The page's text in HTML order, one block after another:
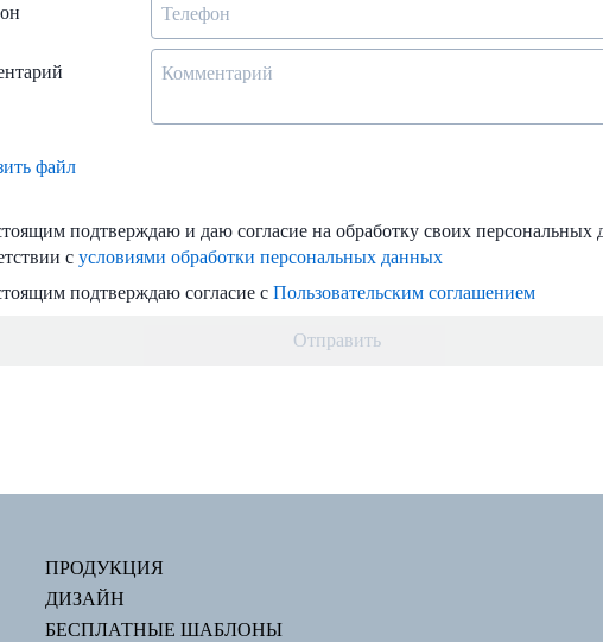
файл
подтверждаю и даю согласие на обработку своих персональных
с условиями обработки персональных данных
подтверждаю согласие с Пользовательским соглашением
Отправить
ПРОДУКЦИЯ
ДИЗАЙН
БЕСПЛАТНЫЕ ШАБЛОНЫ